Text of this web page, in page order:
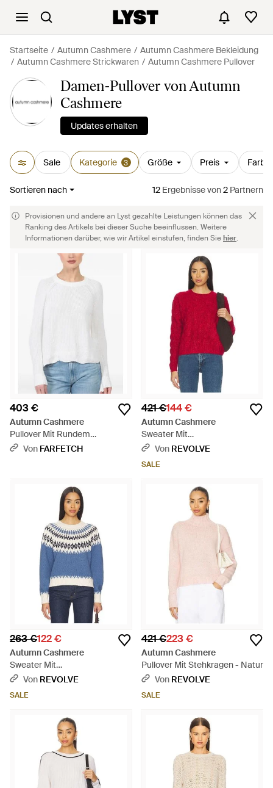
Startseite Autumn Cashmere
Autumn Cashmere Bekleidung
Autumn Cashmere Strickwaren
Autumn Cashmere Pullover
Damen-Pullover von Autumn
Cashmere
Updates erhalten
Sale Kategorie 3 Größe Preis Farbe
Sortieren nach 12 Ergebnissevon2 Partnern
Provisionen und andere an Lyst gezahlte Leistungen können das
Ranking des Artikels bei dieser Suche beeinflussen. Weitere
Informationen darüber, wie wir Artikel einstufen, finden Siehier.
403 €
Autumn Cashmere
Pullover Mit Rundem
Ausschnitt - Weiß
Von FARFETCH
421 €144 €
Autumn Cashmere
Sweater Mit
Rundhalsausschnitt - Rot
Von REVOLVE
SALE
263 €122 €
Autumn Cashmere
Sweater Mit
Rundhalsausschnitt - Blau
Von REVOLVE
SALE
421 €223 €
Autumn Cashmere
Pullover Mit Stehkragen - Natur
Von REVOLVE
SALE